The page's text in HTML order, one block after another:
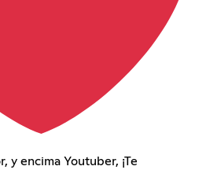
y encima Youtuber, ¡Te